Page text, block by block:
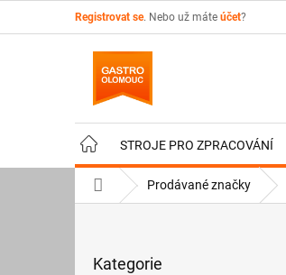
Registrovat se. Nebo už máte účet?
STROJE PRO ZPRACOVÁNÍ
Domů Prodávané značky
kategorie
Kategorie